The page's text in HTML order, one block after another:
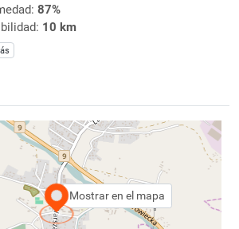
87%
10 km
Mostrar en el mapa